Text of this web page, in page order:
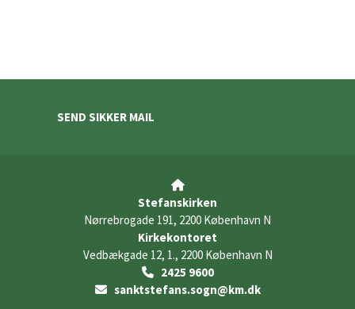
SEND SIKKER MAIL

Stefanskirken
Nørrebrogade 191, 2200 København N
Kirkekontoret
Vedbækgade 12, 1., 2200 København N
2425 9600
sanktstefans.sogn@km.dk